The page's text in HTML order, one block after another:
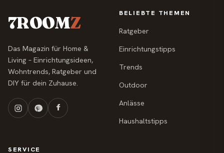
7ROOMZ
Das Magazin für Home &
Living – Einrichtungsideen,
Wohntrends, Ratgeber und
DIY für dein Zuhause.
BELIEBTE THEMEN
Ratgeber
Einrichtungstipps
Trends
Outdoor
Anlässe
Haushaltstipps
SERVICE